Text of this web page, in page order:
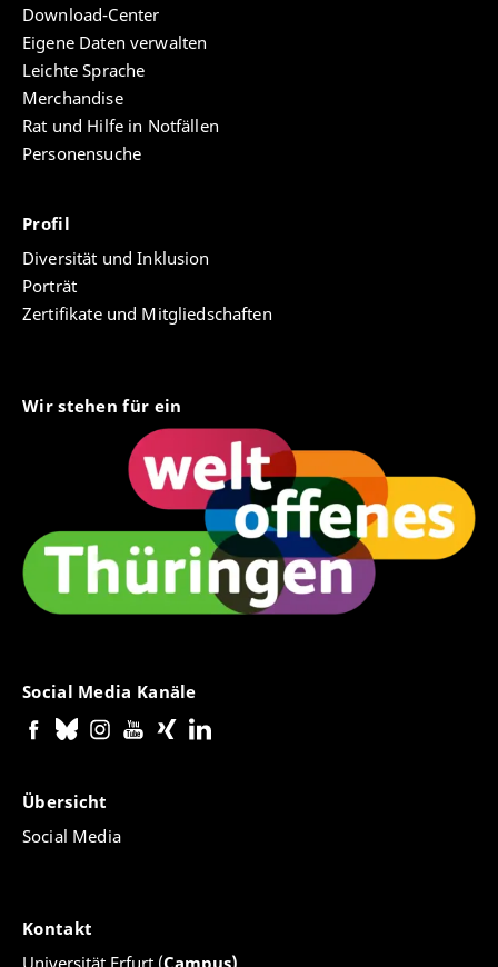
Download-Center
Eigene Daten verwalten
Leichte Sprache
Merchandise
Rat und Hilfe in Notfällen
Personensuche
Profil
Diversität und Inklusion
Porträt
Zertifikate und Mitgliedschaften
Wir stehen für ein
Social Media Kanäle
Übersicht
Social Media
Kontakt